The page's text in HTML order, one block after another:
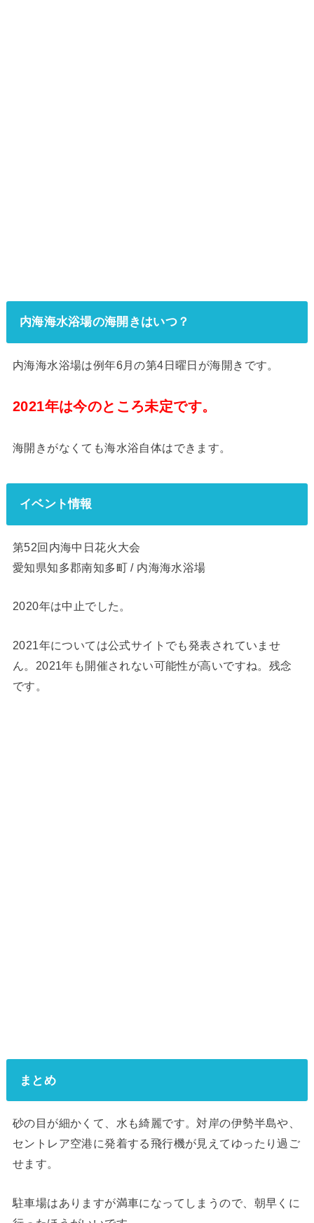
内海海水浴場の海開きはいつ？
内海海水浴場は例年6月の第4日曜日が海開きです。
2021年は今のところ未定です。
海開きがなくても海水浴自体はできます。
イベント情報
第52回内海中日花火大会
愛知県知多郡南知多町 / 内海海水浴場
2020年は中止でした。
2021年については公式サイトでも発表されていませ
ん。2021年も開催されない可能性が高いですね。残念
です。
まとめ
砂の目が細かくて、水も綺麗です。対岸の伊勢半島や、
セントレア空港に発着する飛行機が見えてゆったり過ご
せます。
駐車場はありますが満車になってしまうので、朝早くに